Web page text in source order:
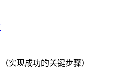
实现成功的关键步骤）